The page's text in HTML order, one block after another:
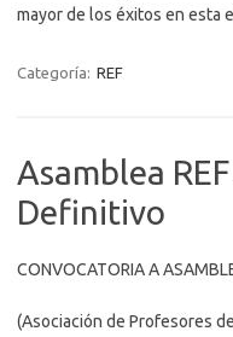
mayor de los éxitos en esta
Categoría: REF
Asamblea
Definitivo
CONVOCATORIA A
(Asociación de Profesores